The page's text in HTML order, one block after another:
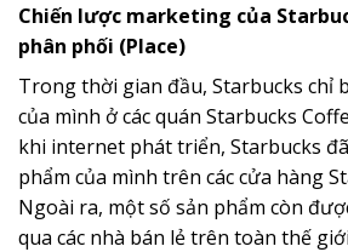
Chiến lược marketing của
phân phối (Place)
Trong thời gian đầu, Starbucks chỉ
của mình ở các quán Starbucks
khi internet phát triển, Starbucks
phẩm của mình trên các cửa hàng
Ngoài ra, một số sản phẩm còn
qua các nhà bán lẻ trên toàn thế